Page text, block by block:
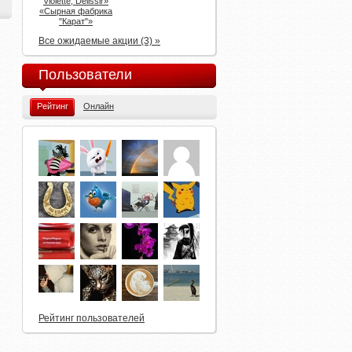
«Сырная фабрика
"Карат"»
Все ожидаемые акции (3) »
Пользователи
Рейтинг Онлайн
Рейтинг пользователей